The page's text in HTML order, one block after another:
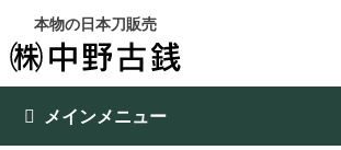
本物の日本刀販売
メインメニュー